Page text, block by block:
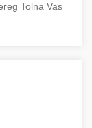
Tolna Vas